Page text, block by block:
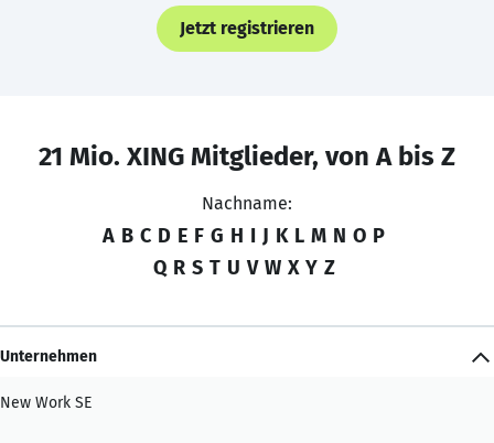
Jetzt registrieren
21 Mio. XING Mitglieder, von A bis Z
Nachname:
A B C D E F G H I J K L M N O P
Q R S T U V W X Y Z
Unternehmen
New Work SE